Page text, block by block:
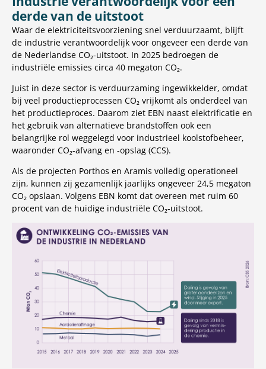
derde van de uitstoot
Waar de elektriciteitsvoorziening snel verduurzaamt, blijft
de industrie verantwoordelijk voor ongeveer een derde van
de Nederlandse CO₂-uitstoot. In 2025 bedroegen de
industriële emissies circa 40 megaton CO₂.
Juist in deze sector is verduurzaming ingewikkelder, omdat
bij veel productieprocessen CO₂ vrijkomt als onderdeel van
het productieproces. Daarom ziet EBN naast elektrificatie en
het gebruik van alternatieve brandstoffen ook een
belangrijke rol weggelegd voor industrieel koolstofbeheer,
waaronder CO₂-afvang en -opslag (CCS).
Als de projecten Porthos en Aramis volledig operationeel
zijn, kunnen zij gezamenlijk jaarlijks ongeveer 24,5 megaton
CO₂ opslaan. Volgens EBN komt dat overeen met ruim 60
procent van de huidige industriële CO₂-uitstoot.